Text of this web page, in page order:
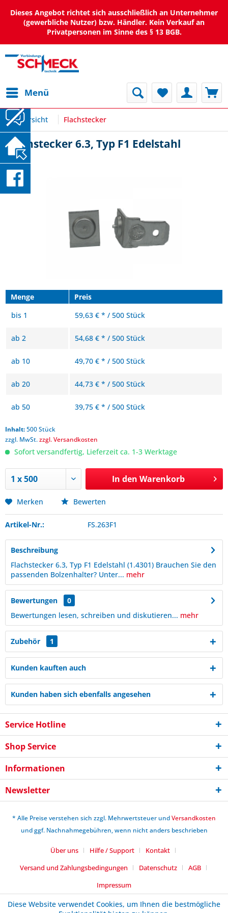
Dieses Angebot richtet sich ausschließlich an Unternehmer
(gewerbliche Nutzer) bzw. Händler. Kein Verkauf an
Privatpersonen im Sinne des § 13 BGB.
Menü
Übersicht Flachstecker
Flachstecker 6.3, Typ F1 Edelstahl
Menge
Preis
bis 1 59,63 € * / 500 Stück
ab 2 54,68 € * / 500 Stück
ab 10 49,70 € * / 500 Stück
ab 20 44,73 € * / 500 Stück
ab 50 39,75 € * / 500 Stück
Inhalt:500 Stück
zzgl. MwSt.zzgl. Versandkosten
Sofort versandfertig, Lieferzeit ca. 1-3 Werktage
In den Warenkorb
Merken Bewerten
Artikel-Nr.: FS.263F1
Beschreibung
Flachstecker 6.3, Typ F1 Edelstahl (1.4301) Brauchen Sie den
passenden Bolzenhalter? Unter... mehr
Bewertungen
0
Bewertungen lesen, schreiben und diskutieren... mehr
Zubehör 1
Kunden kauften auch
Kunden haben sich ebenfalls angesehen
Service Hotline
Shop Service
Informationen
Newsletter
* Alle Preise verstehen sich zzgl. Mehrwertsteuer undVersandkosten
und ggf. Nachnahmegebühren, wenn nicht anders beschrieben
Über uns Hilfe / Support
Kontakt
Versand und Zahlungsbedingungen
Datenschutz
AGB
Impressum
Diese Website verwendet Cookies, um Ihnen die bestmögliche